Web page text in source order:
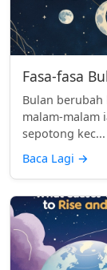
Fasa-fasa
Bulan
malam-malam
sepotong kec...
Baca Lagi →